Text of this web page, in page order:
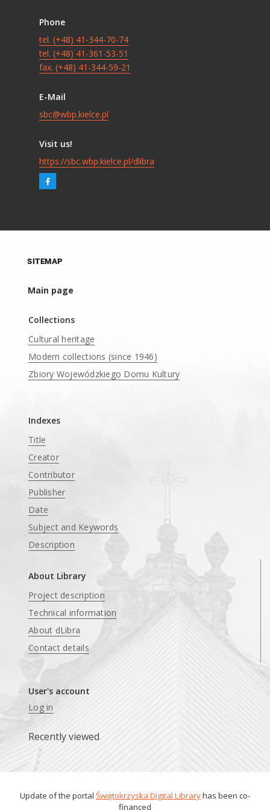
Phone
tel. (+48) 41-344-70-74
tel. (+48) 41-361-53-51
fax. (+48) 41-344-59-21
E-Mail
sbc@wbp.kielce.pl
Visit us!
https://sbc.wbp.kielce.pl/dlibra
SITEMAP
Main page
Collections
Cultural heritage
Modern collections (since 1946)
Zbiory Wojewódzkiego Domu Kultury
Indexes
Title
Creator
Contributor
Publisher
Date
Subject and Keywords
Description
About Library
Project description
Technical information
About dLibra
Contact details
User's account
Log in
Recently viewed
Update of the portal Świętokrzyska Digital Libraryhas been co-
financed